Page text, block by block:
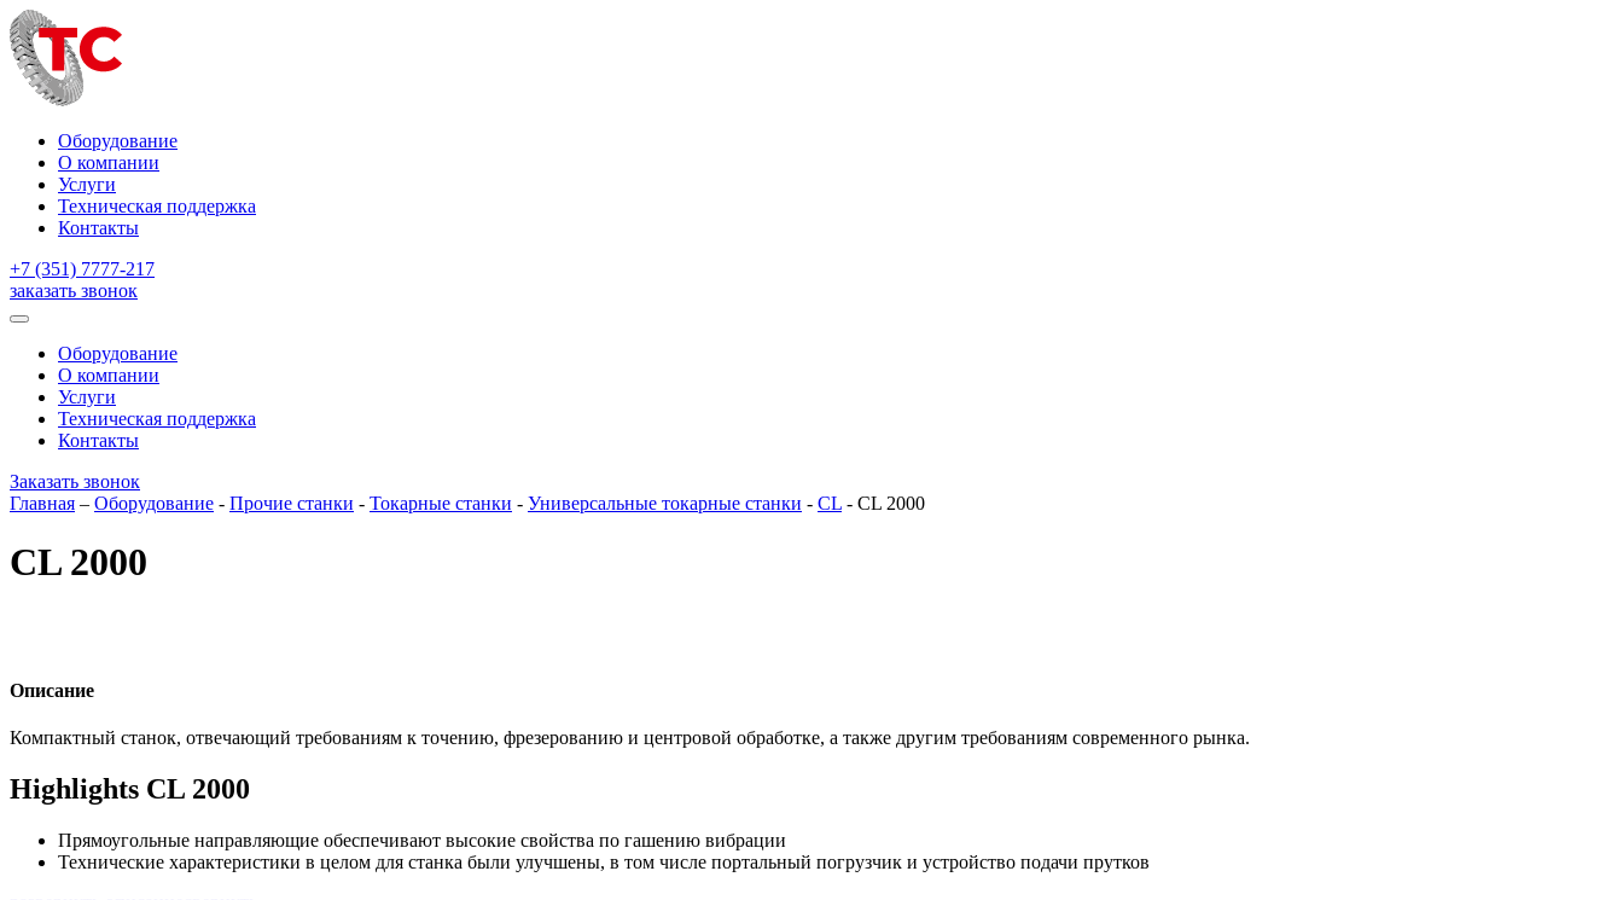
Оборудование
О компании
Услуги
Техническая поддержка
Контакты
+7 (351) 7777-217
заказать звонок
Оборудование
О компании
Услуги
Техническая поддержка
Контакты
Заказать звонок
Главная – Оборудование - Прочие станки - Токарные станки - Универсальные токарные станки - CL - CL 2000
CL 2000
Описание
Компактный станок, отвечающий требованиям к точению, фрезерованию и центровой обработке, а также другим требованиям современного рынка.
Highlights CL 2000
Прямоугольные направляющие обеспечивают высокие свойства по гашению вибрации
Технические характеристики в целом для станка были улучшены, в том числе портальный погрузчик и устройство подачи прутков